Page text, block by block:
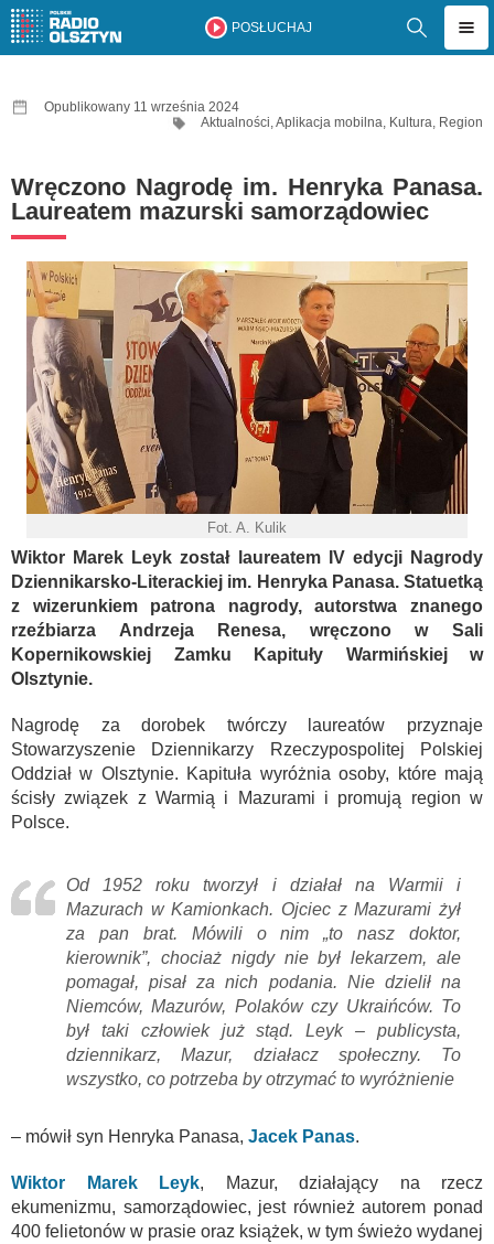
POSŁUCHAJ
Opublikowany 11 września 2024
Aktualności,Aplikacja mobilna, Kultura, Region
Wręczono Nagrodę im. Henryka Panasa.
Laureatem mazurski samorządowiec
Fot. A. Kulik
Wiktor Marek Leyk został laureatem IV edycji Nagrody
Dziennikarsko-Literackiej im. Henryka Panasa. Statuetką
z wizerunkiem patrona nagrody, autorstwa znanego
rzeźbiarza Andrzeja Renesa, wręczono w Sali
Kopernikowskiej Zamku Kapituły Warmińskiej w
Olsztynie.
Nagrodę za dorobek twórczy laureatów przyznaje
Stowarzyszenie Dziennikarzy Rzeczypospolitej Polskiej
Oddział w Olsztynie. Kapituła wyróżnia osoby, które mają
ścisły związek z Warmią i Mazurami i promują region w
Polsce.
Od 1952 roku tworzył i działał na Warmii i
Mazurach w Kamionkach. Ojciec z Mazurami żył
za pan brat. Mówili o nim „to nasz doktor,
kierownik”, chociaż nigdy nie był lekarzem, ale
pomagał, pisał za nich podania. Nie dzielił na
Niemców, Mazurów, Polaków czy Ukraińców. To
był taki człowiek już stąd. Leyk – publicysta,
dziennikarz, Mazur, działacz społeczny. To
wszystko, co potrzeba by otrzymać to wyróżnienie
– mówił syn Henryka Panasa, Jacek Panas.
Wiktor Marek Leyk, Mazur, działający na rzecz
ekumenizmu, samorządowiec, jest również autorem ponad
400 felietonów w prasie oraz książek, w tym świeżo wydanej